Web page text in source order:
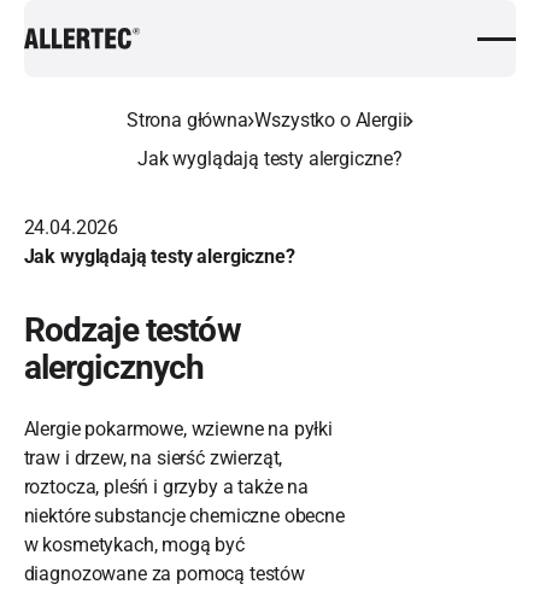
Strona główna Wszystko o Alergii
Jak wyglądają testy alergiczne?
24.04.2026
Jak wyglądają testy alergiczne?
Rodzaje testów
alergicznych
Alergie pokarmowe, wziewne na pyłki
traw i drzew, na sierść zwierząt,
roztocza, pleśń i grzyby a także na
niektóre substancje chemiczne obecne
w kosmetykach, mogą być
diagnozowane za pomocą testów